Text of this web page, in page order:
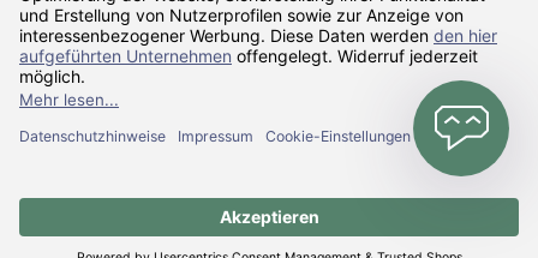
Zahlarten
Alle Preise inkl. gesetzl. Mehrwertsteuer zzgl.Versandkostenund ggf.